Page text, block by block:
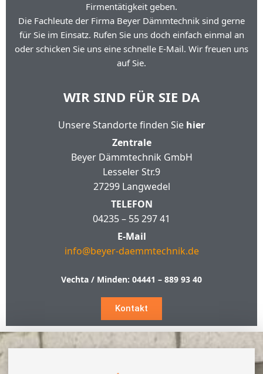
Firmentätigkeit geben.
Die Fachleute der Firma Beyer Dämmtechnik sind gerne
für Sie im Einsatz. Rufen Sie uns doch einfach einmal an
oder schicken Sie uns eine schnelle E-Mail. Wir freuen uns
auf Sie.
WIR SIND FÜR SIE DA
Unsere Standorte finden Sie hier
Zentrale
Beyer Dämmtechnik GmbH
Lesseler Str.9
27299 Langwedel
TELEFON
04235 – 55 297 41
E-Mail
info@beyer-daemmtechnik.de
Vechta / Minden: 04441 – 889 93 40
Kontakt